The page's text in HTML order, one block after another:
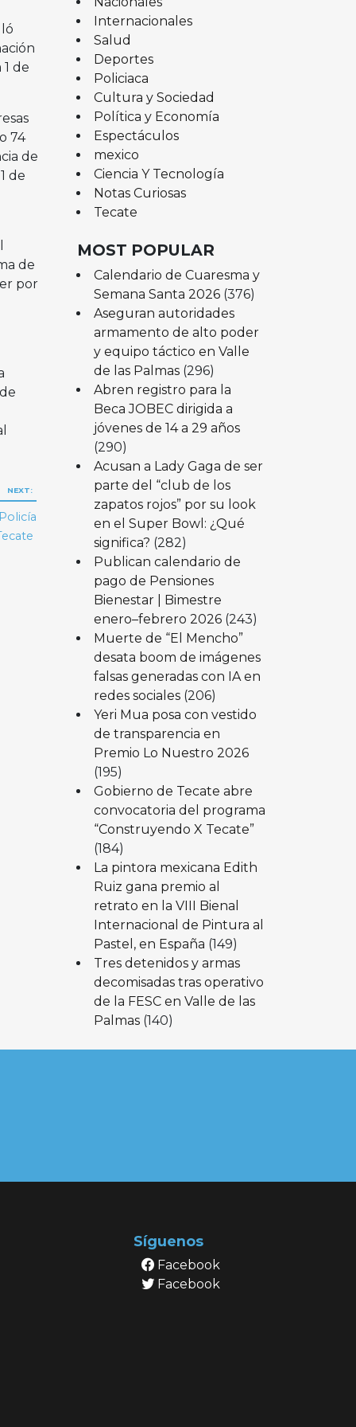
de
74
de
de
de
por
NEXT:
Internacionales
Salud
Deportes
Policiaca
Cultura y Sociedad
Política y Economía
Espectáculos
mexico
Ciencia Y Tecnología
Notas Curiosas
Tecate
MOST POPULAR
Calendario de Cuaresma y
Semana Santa 2026 (376)
Aseguran autoridades
armamento de alto poder
y equipo táctico en Valle
de las Palmas (296)
Abren registro para la
Beca JOBEC dirigida a
jóvenes de 14 a 29 años
(290)
Acusan a Lady Gaga de ser
parte del “club de los
zapatos rojos” por su look
en el Super Bowl: ¿Qué
significa? (282)
Publican calendario de
pago de Pensiones
Bienestar | Bimestre
enero–febrero 2026 (243)
Muerte de “El Mencho”
desata boom de imágenes
falsas generadas con IA en
redes sociales (206)
Yeri Mua posa con vestido
de transparencia en
Premio Lo Nuestro 2026
(195)
Gobierno de Tecate abre
convocatoria del programa
“Construyendo X Tecate”
(184)
La pintora mexicana Edith
Ruiz gana premio al
retrato en la VIII Bienal
Internacional de Pintura al
Pastel, en España (149)
Tres detenidos y armas
decomisadas tras operativo
de la FESC en Valle de las
Palmas (140)
Síguenos
Facebook
Facebook